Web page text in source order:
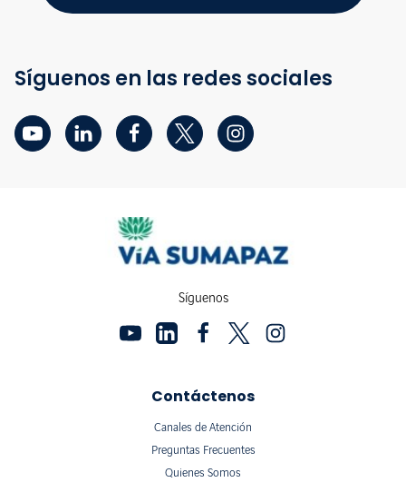
Síguenos en las redes sociales
Síguenos
Contáctenos
Canales de Atención
Preguntas Frecuentes
Quienes Somos